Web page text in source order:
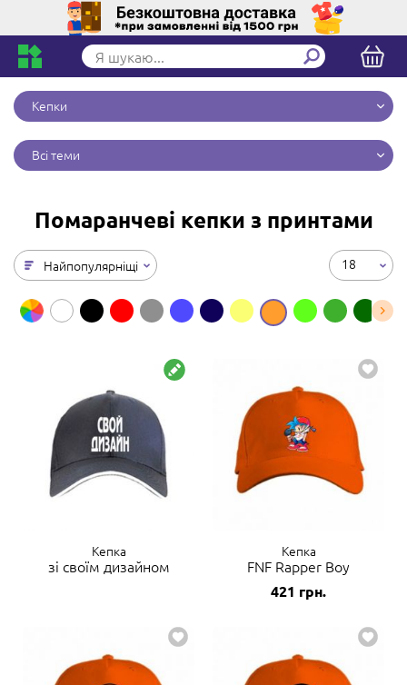
Кепки
Всі теми
Помаранчеві кепки з принтами
Найпопулярніщі 18
Кепка
зі своїм дизайном
Кепка
FNF Rapper Boy
421 грн.